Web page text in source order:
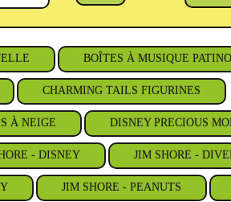
BOÎTES À MUSIQUE
CHARMING TAILS FIGURINES
À NEIGE DISNEY PRECIOUS
- DISNEY JIM SHORE -
JIM SHORE - PEANUTS